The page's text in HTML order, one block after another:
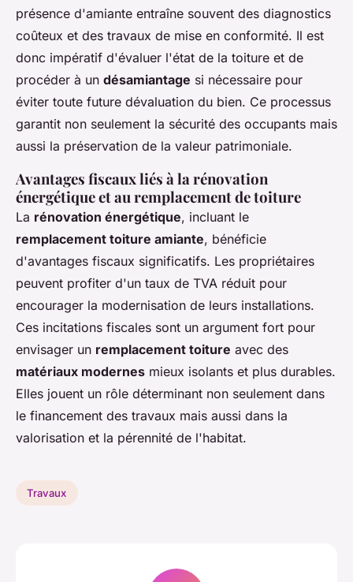
présence d'amiante entraîne souvent des diagnostics
coûteux et des travaux de mise en conformité. Il est
donc impératif d'évaluer l'état de la toiture et de
procéder à un désamiantage si nécessaire pour
éviter toute future dévaluation du bien. Ce processus
garantit non seulement la sécurité des occupants mais
aussi la préservation de la valeur patrimoniale.
Avantages fiscaux liés à la rénovation
énergétique et au remplacement de toiture
La rénovation énergétique, incluant le
remplacement toiture amiante, bénéficie
d'avantages fiscaux significatifs. Les propriétaires
peuvent profiter d'un taux de TVA réduit pour
encourager la modernisation de leurs installations.
Ces incitations fiscales sont un argument fort pour
envisager un remplacement toiture avec des
matériaux modernes mieux isolants et plus durables.
Elles jouent un rôle déterminant non seulement dans
le financement des travaux mais aussi dans la
valorisation et la pérennité de l'habitat.
Travaux